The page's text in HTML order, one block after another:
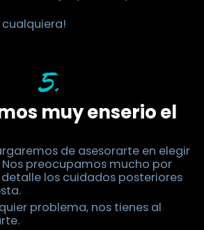
cualquiera!
5.
muy enserio el
de asesorarte en elegir
preocupamos mucho por
los cuidados posteriores
problema, nos tienes al